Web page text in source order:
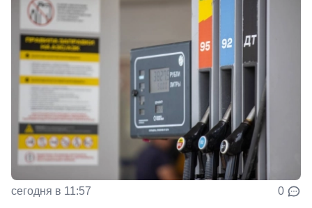
сегодня в 11:57 0